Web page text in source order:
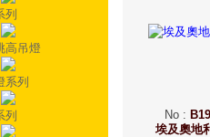
列
高吊燈
系列
列 No:
埃及奧地